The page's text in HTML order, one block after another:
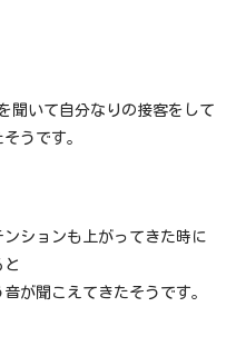
聞いて自分なりの接客をして
うです。
ションも上がってきた時に
音が聞こえてきたそうです。